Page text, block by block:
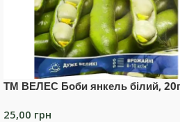
ТМ ВЕЛЕС Боби янкель білий, 20г
25,00 грн